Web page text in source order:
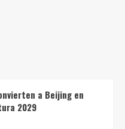
a Beijing en
2029